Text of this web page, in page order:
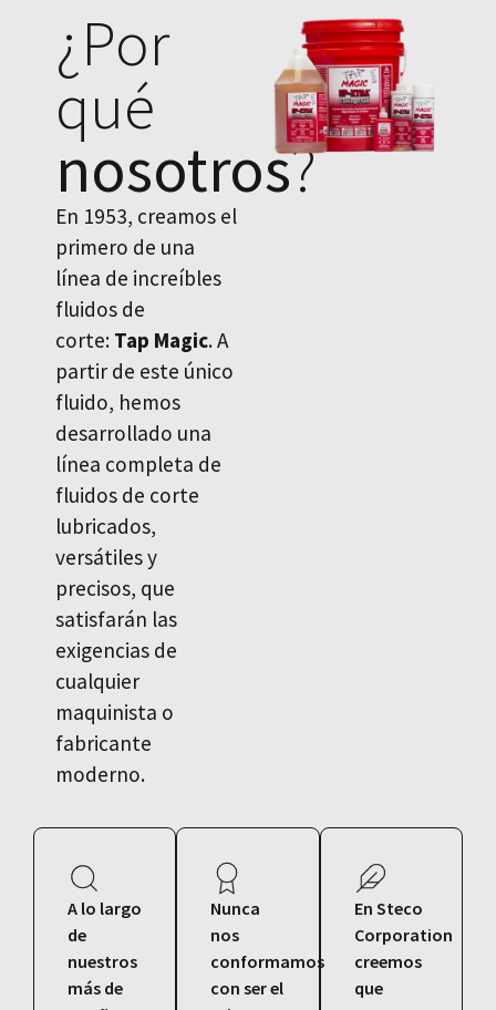
¿Por
qué
nosotros?
En 1953, creamos el
primero de una
línea de increíbles
fluidos de
corte: Tap Magic. A
partir de este único
fluido, hemos
desarrollado una
línea completa de
fluidos de corte
lubricados,
versátiles y
precisos, que
satisfarán las
exigencias de
cualquier
maquinista o
fabricante
moderno.
A lo largo
de
nuestros
más de
Nunca
nos
conformamos
con ser el
En Steco
Corporation
creemos
que